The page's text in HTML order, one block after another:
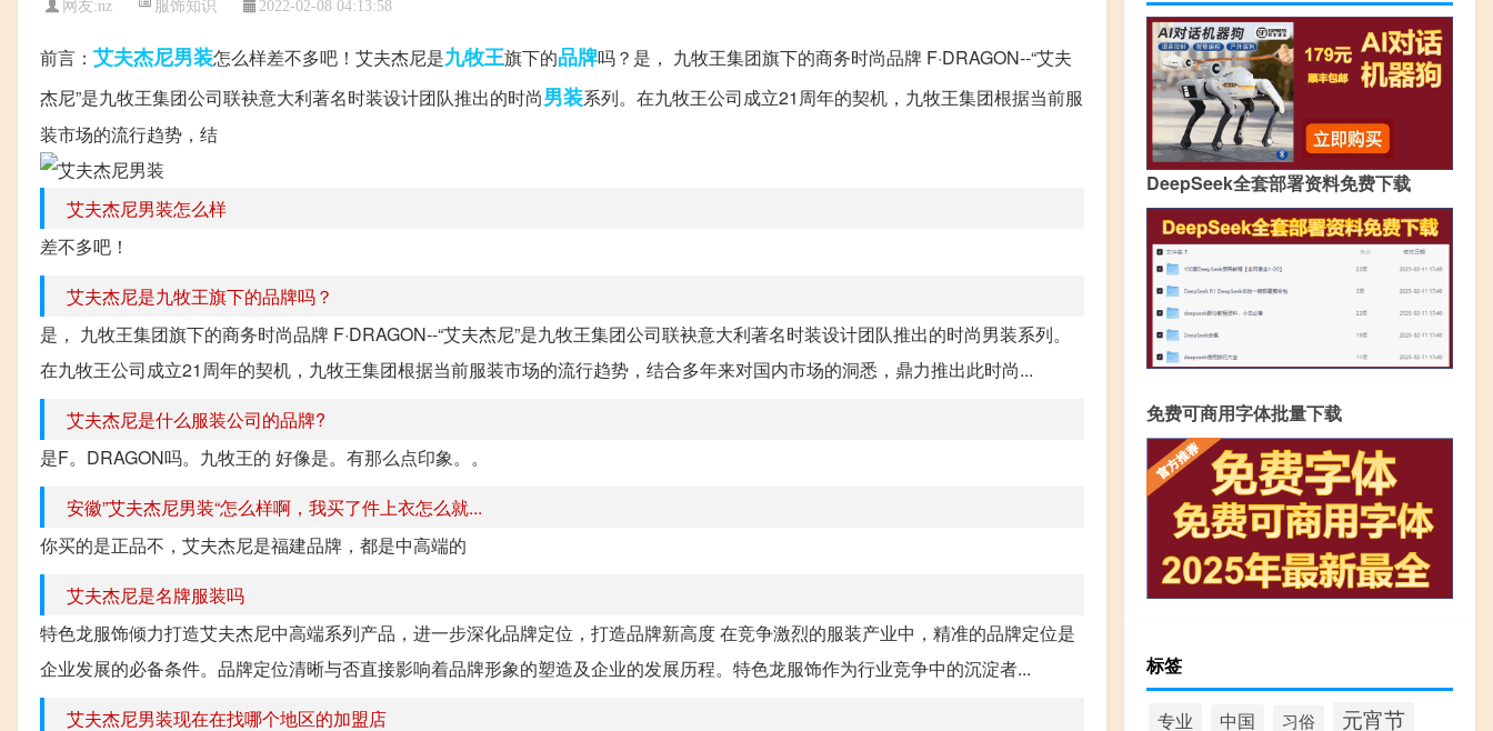
网友:nz 2022-02-08 04:13:58
前言： 艾夫杰尼男装怎么样差不多吧！艾夫杰尼是九牧王旗下的品牌吗？是， 九牧王集团旗下的商务时尚品牌 F·DRAGON--“艾夫
杰尼”是九牧王集团公司联袂意大利著名时装设计团队推出的时尚男装系列。在九牧王公司成立21周年的契机，九牧王集团根据当前服
装市场的流行趋势，结
艾夫杰尼男装怎么样
差不多吧！
艾夫杰尼是九牧王旗下的品牌吗？
是， 九牧王集团旗下的商务时尚品牌 F·DRAGON--“艾夫杰尼”是九牧王集团公司联袂意大利著名时装设计团队推出的时尚男装系列。
在九牧王公司成立21周年的契机，九牧王集团根据当前服装市场的流行趋势，结合多年来对国内市场的洞悉，鼎力推出此时尚...
艾夫杰尼是什么服装公司的品牌?
是F。DRAGON吗。九牧王的 好像是。有那么点印象。。
安徽”艾夫杰尼男装“怎么样啊，我买了件上衣怎么就...
你买的是正品不，艾夫杰尼是福建品牌，都是中高端的
艾夫杰尼是名牌服装吗
特色龙服饰倾力打造艾夫杰尼中高端系列产品，进一步深化品牌定位，打造品牌新高度 在竞争激烈的服装产业中，精准的品牌定位是
企业发展的必备条件。品牌定位清晰与否直接影响着品牌形象的塑造及企业的发展历程。特色龙服饰作为行业竞争中的沉淀者...
艾夫杰尼男装现在在找哪个地区的加盟店
DeepSeek全套部署资料免费下载
免费可商用字体批量下载
标签
专业 中国 习俗 元宵节